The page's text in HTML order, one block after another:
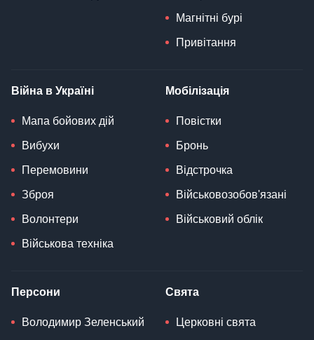
Магнітні бурі
Привітання
Війна в Україні
Мапа бойових дій
Вибухи
Перемовини
Зброя
Волонтери
Військова техніка
Мобілізація
Повістки
Бронь
Відстрочка
Військовозобов'язані
Військовий облік
Персони
Володимир Зеленський
Свята
Церковні свята